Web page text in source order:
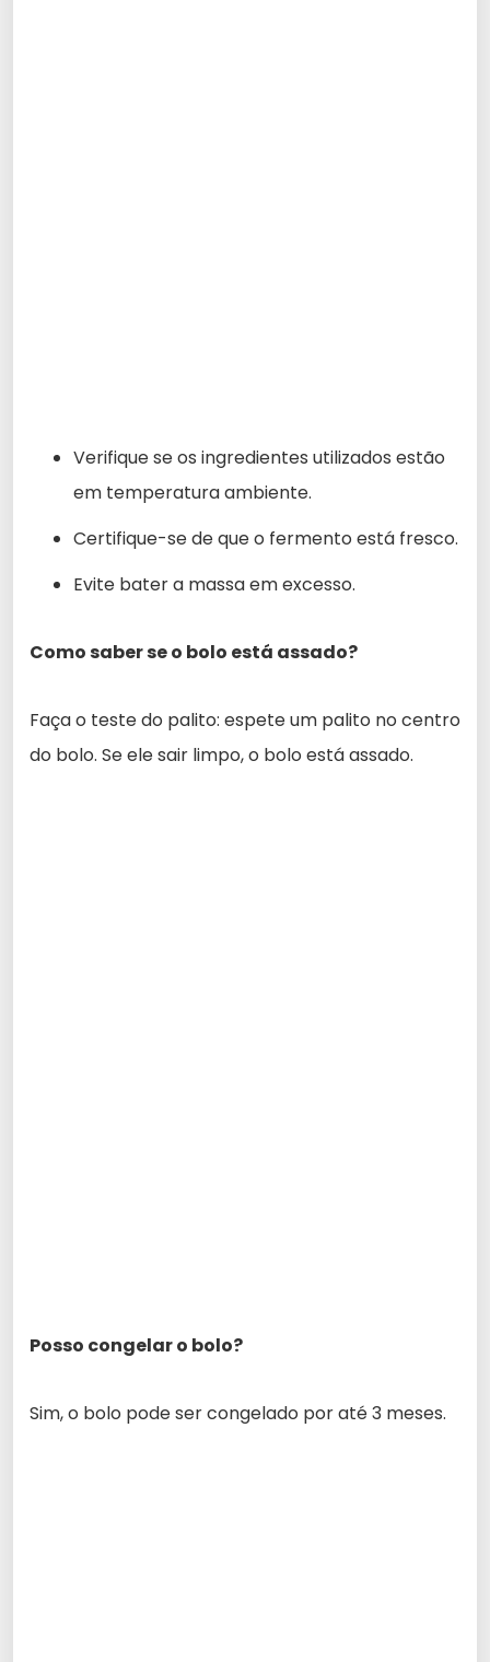
Verifique se os ingredientes utilizados estão
em temperatura ambiente.
Certifique-se de que o fermento está fresco.
Evite bater a massa em excesso.
Como saber se o bolo está assado?
Faça o teste do palito: espete um palito no centro
do bolo. Se ele sair limpo, o bolo está assado.
Posso congelar o bolo?
Sim, o bolo pode ser congelado por até 3 meses.